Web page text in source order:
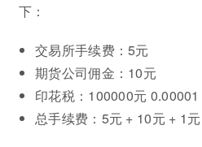
下：
交易所手续费：5元
期货公司佣金：10元
印花税：100000元 0.00001
总手续费：5元 + 10元 + 1